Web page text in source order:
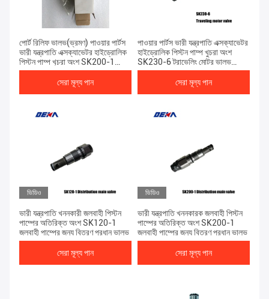
পোর্ট রিলিফ ভালভ(ভ্রমণ) পাওয়ার পার্টস
ভারী যন্ত্রপাতি এক্সক্যাভেটর হাইড্রোলিক
পিস্টন পাম্প খুচরা অংশ SK200-1
চূড়ান্ত ড্রাইভ
সেরা মূল্য পান
পাওয়ার পার্টস ভারী যন্ত্রপাতি এক্সক্যাভেটর
হাইড্রোলিক পিস্টন পাম্প খুচরা অংশ
SK230-6 ট্রাভেলিং মোটর ভালভ
ফাইনাল ড্রাইভার মোটর
সেরা মূল্য পান
ভিডিও
ভারী যন্ত্রপাতি খননকারী জলবাহী পিস্টন
পাম্পের অতিরিক্ত অংশ SK120-1
জলবাহী পাম্পের জন্য বিতরণ প্রধান ভালভ
সেরা মূল্য পান
ভিডিও
ভারী যন্ত্রপাতি খননকারক জলবাহী পিস্টন
পাম্পের অতিরিক্ত অংশ SK200-1
জলবাহী পাম্পের জন্য বিতরণ প্রধান ভালভ
সেরা মূল্য পান